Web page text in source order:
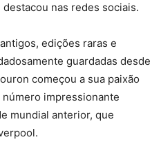
nas redes sociais.
edições raras e
guardadas desde
começou a sua paixão
número impressionante
mundial anterior, que